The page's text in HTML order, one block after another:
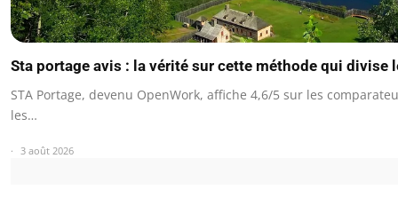
Sta portage avis : la vérité sur cette méthode qui divise
STA Portage, devenu OpenWork, affiche 4,6/5 sur les
les…
3 août 2026